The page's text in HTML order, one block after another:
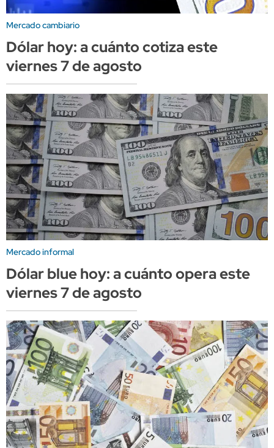
Mercado cambiario
Dólar hoy: a cuánto cotiza este
viernes 7 de agosto
Mercado informal
Dólar blue hoy: a cuánto opera este
viernes 7 de agosto